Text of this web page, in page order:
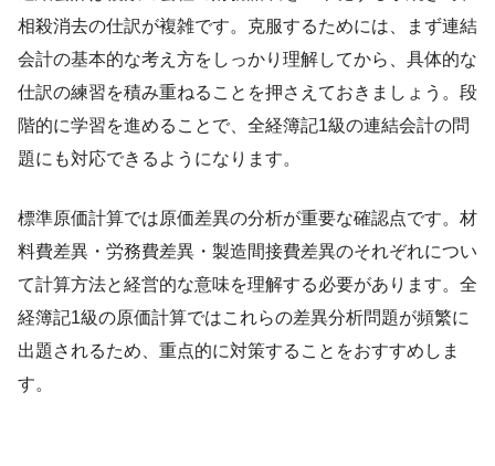
相殺消去の仕訳が複雑です。克服するためには、まず連結
会計の基本的な考え方をしっかり理解してから、具体的な
仕訳の練習を積み重ねることを押さえておきましょう。段
階的に学習を進めることで、全経簿記1級の連結会計の問
題にも対応できるようになります。
標準原価計算では原価差異の分析が重要な確認点です。材
料費差異・労務費差異・製造間接費差異のそれぞれについ
て計算方法と経営的な意味を理解する必要があります。全
経簿記1級の原価計算ではこれらの差異分析問題が頻繁に
出題されるため、重点的に対策することをおすすめしま
す。